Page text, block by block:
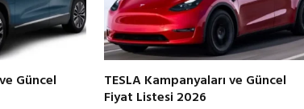
Güncel
TESLA Kampanyaları ve Güncel
Fiyat Listesi 2026